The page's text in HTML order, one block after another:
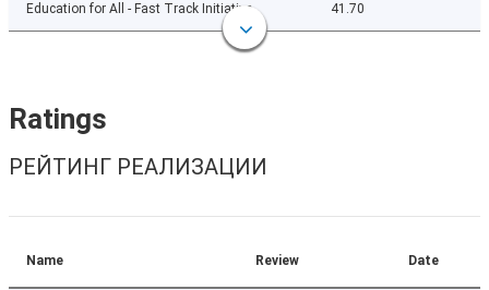
Education for All - Fast Track Initiative 41.70
Ratings
РЕЙТИНГ РЕАЛИЗАЦИИ
Name Review Date